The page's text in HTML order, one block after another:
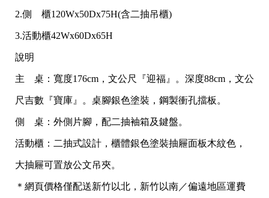
2.側 櫃120Wx50Dx75H(含二抽吊櫃)
3.活動櫃42Wx60Dx65H
說明
主 桌：寬度176cm，文公尺『迎福』。深度88cm，文公
尺吉數『寶庫』。桌腳銀色塗裝，鋼製衝孔擋板。
側 桌：外側片腳，配二抽袖箱及鍵盤。
活動櫃：二抽式設計，櫃體銀色塗裝抽屜面板木紋色，
大抽屜可置放公文吊夾。
＊網頁價格僅配送新竹以北，新竹以南／偏遠地區運費